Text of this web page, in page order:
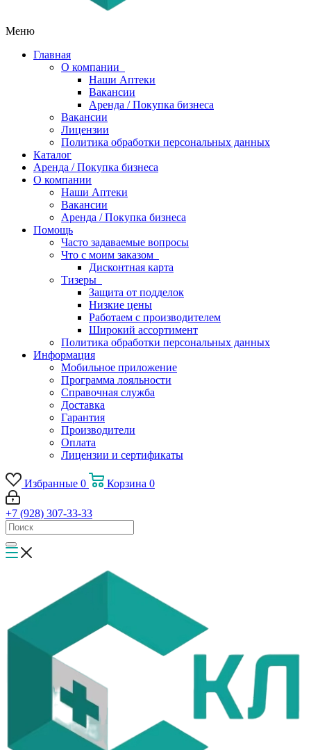
Меню
Главная
О компании
Наши Аптеки
Вакансии
Аренда / Покупка бизнеса
Вакансии
Лицензии
Политика обработки персональных данных
Каталог
Аренда / Покупка бизнеса
О компании
Наши Аптеки
Вакансии
Аренда / Покупка бизнеса
Помощь
Часто задаваемые вопросы
Что с моим заказом
Дисконтная карта
Тизеры
Защита от подделок
Низкие цены
Работаем с производителем
Широкий ассортимент
Политика обработки персональных данных
Информация
Мобильное приложение
Программа лояльности
Справочная служба
Доставка
Гарантия
Производители
Оплата
Лицензии и сертификаты
Избранные 0 Корзина 0
+7 (928) 307-33-33